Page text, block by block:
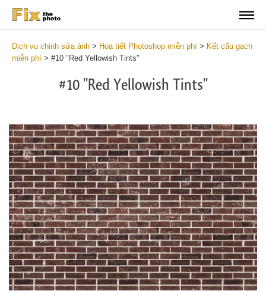
Dịch vụ chỉnh sửa ảnh > Hoạ tiết Photoshop miễn phí > Kết cấu gạch
miễn phí > #10 "Red Yellowish Tints"
#10 "Red Yellowish Tints"